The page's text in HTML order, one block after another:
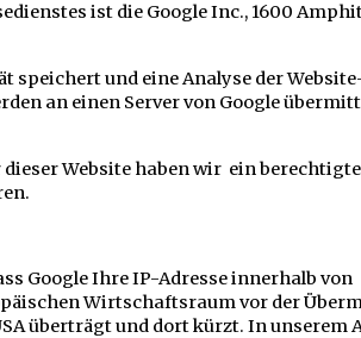
ist die Google Inc., 1600
speichert und eine Analyse der
an einen Server von Google
dieser Website haben wir ein
Google Ihre IP-Adresse innerhalb von
Wirtschaftsraum vor der
überträgt und dort kürzt. In unserem